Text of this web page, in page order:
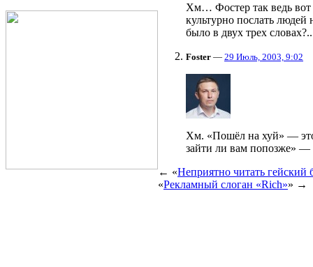
Хм… Фостер так ведь вот
культурно послать
было в двух трех словах?..
Foster — 29 Июль, 2003, 9:02
Хм. «Пошёл на хуй» —
зайти ли вам попозже» —
← «Неприятно читать гейский
«Рекламный слоган «Rich»» →